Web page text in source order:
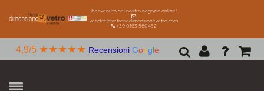
Benvenuto nel nostro negozio online!
vendite@vetreriadimensionevetro.com
+39 0163 560432
4,9/5 ★★★★★ Recensioni Google